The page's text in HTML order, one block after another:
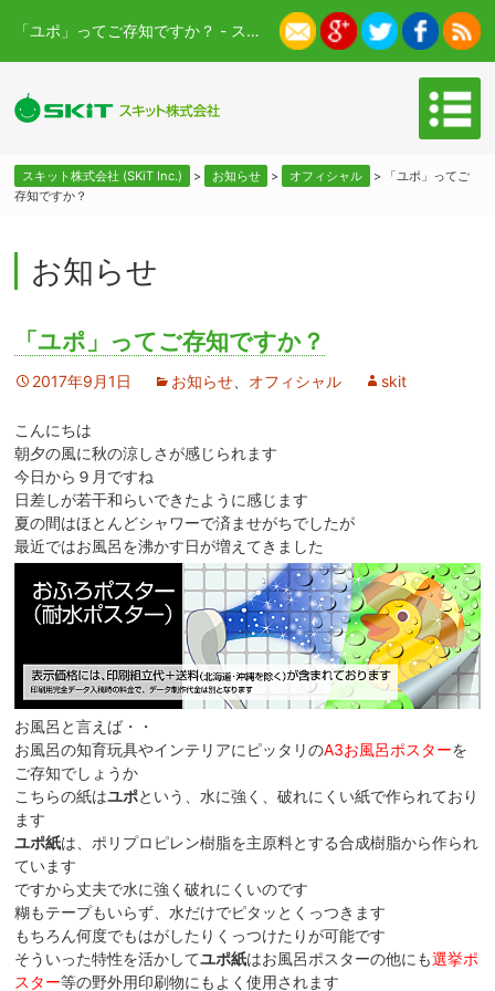
「ユポ」ってご存知ですか？ - スキット株式会社 (SKiT Inc.)
スキット株式会社 (SKiT Inc.) > お知らせ > オフィシャル >
「ユポ」ってご
存知ですか？
お知らせ
「ユポ」ってご存知ですか？
2017年9月1日 お知らせ オフィシャル skit
こんにちは
朝夕の風に秋の涼しさが感じられます
今日から９月ですね
日差しが若干和らいできたように感じます
夏の間はほとんどシャワーで済ませがちでしたが
最近ではお風呂を沸かす日が増えてきました
お風呂と言えば・・
お風呂の知育玩具やインテリアにピッタリのA3お風呂ポスターを
ご存知でしょうか
こちらの紙はユポという、水に強く、破れにくい紙で作られており
ます
ユポ紙は、ポリプロピレン樹脂を主原料とする合成樹脂から作られ
ています
ですから丈夫で水に強く破れにくいのです
糊もテープもいらず、水だけでピタッとくっつきます
もちろん何度でもはがしたりくっつけたりが可能です
そういった特性を活かしてユポ紙はお風呂ポスターの他にも選挙ポ
スター等の野外用印刷物にもよく使用されます